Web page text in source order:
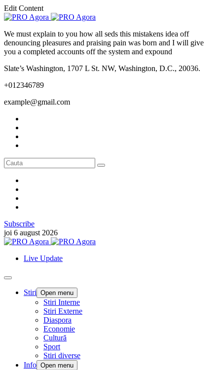
Edit Content
We must explain to you how all seds this mistakens idea off
denouncing pleasures and praising pain was born and I will give
you a completed accounts off the system and expound
Slate’s Washington, 1707 L St. NW, Washington, D.C., 20036.
+012346789
example@gmail.com
Subscribe
joi 6 august 2026
Live Update
Stiri Open menu
Stiri Interne
Stiri Externe
Diaspora
Economie
Cultură
Sport
Stiri diverse
Info Open menu